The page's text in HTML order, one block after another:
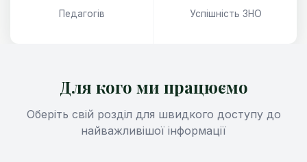
Педагогів Успішність ЗНО
Для кого ми працюємо
Оберіть свій розділ для швидкого доступу до
найважливішої інформації